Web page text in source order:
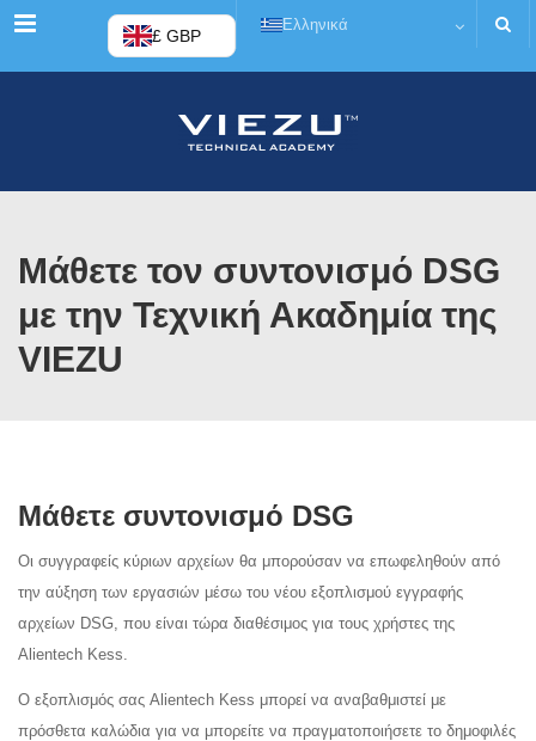
Μενού £ GBP
Ελληνικά
Μάθετε τον συντονισμό DSG
με την Τεχνική Ακαδημία της
VIEZU
Μάθετε συντονισμό DSG
Οι συγγραφείς κύριων αρχείων θα μπορούσαν να επωφεληθούν από
την αύξηση των εργασιών μέσω του νέου εξοπλισμού εγγραφής
αρχείων DSG, που είναι τώρα διαθέσιμος για τους χρήστες της
Alientech Kess.
Ο εξοπλισμός σας Alientech Kess μπορεί να αναβαθμιστεί με
πρόσθετα καλώδια για να μπορείτε να πραγματοποιήσετε το δημοφιλές